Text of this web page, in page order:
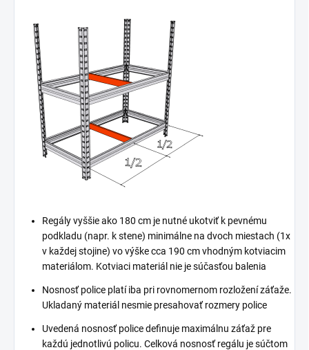
Regály vyššie ako 180 cm je nutné ukotviť k pevnému
podkladu (napr. k stene) minimálne na dvoch miestach (1x
v každej stojine) vo výške cca 190 cm vhodným kotviacim
materiálom. Kotviaci materiál nie je súčasťou balenia
Nosnosť police platí iba pri rovnomernom rozložení záťaže.
Ukladaný materiál nesmie presahovať rozmery police
Uvedená nosnosť police definuje maximálnu záťaž pre
každú jednotlivú policu. Celková nosnosť regálu je súčtom